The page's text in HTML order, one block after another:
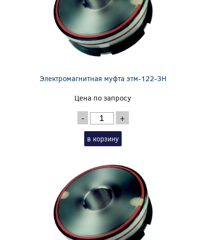
Электромагнитная муфта этм-122-3Н
Цена по запросу
- +
в корзину